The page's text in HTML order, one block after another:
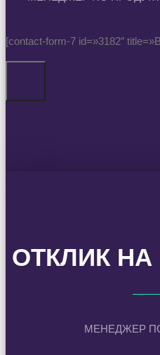
[contact-form-7 id=»3182″
ОТКЛИК
МЕНЕДЖЕР